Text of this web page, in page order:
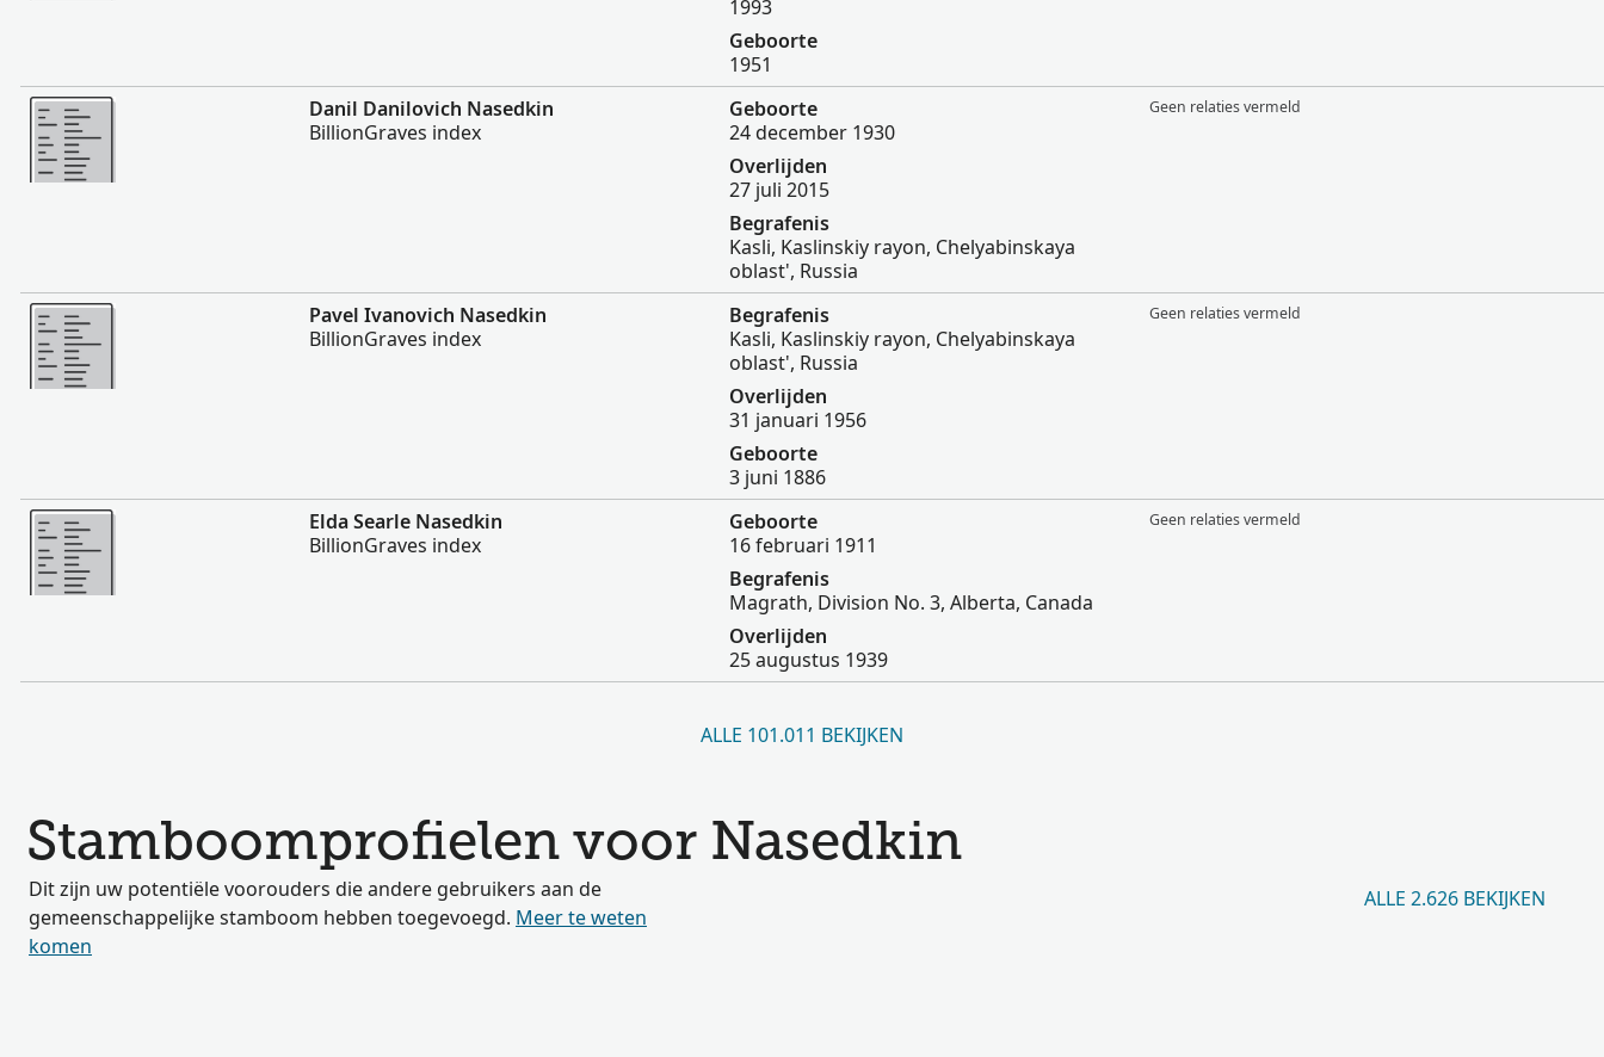
1993
Geboorte
1951
Meer
Danil Danilovich Nasedkin
BillionGraves index
Geboorte
24 december 1930
Overlijden
27 juli 2015
Begrafenis
Kasli, Kaslinskiy rayon, Chelyabinskaya
oblast', Russia
Geen relaties vermeld
Meer
Pavel Ivanovich Nasedkin
BillionGraves index
Begrafenis
Kasli, Kaslinskiy rayon, Chelyabinskaya
oblast', Russia
Overlijden
31 januari 1956
Geboorte
3 juni 1886
Geen relaties vermeld
Meer
Elda Searle Nasedkin
BillionGraves index
Geboorte
16 februari 1911
Begrafenis
Magrath, Division No. 3, Alberta, Canada
Overlijden
25 augustus 1939
Geen relaties vermeld
ALLE 101.011 BEKIJKEN
Stamboomprofielen voor Nasedkin
Dit zijn uw potentiële voorouders die andere gebruikers aan de
gemeenschappelijke stamboom hebben toegevoegd. Meer te weten
komen
ALLE 2.626 BEKIJKEN